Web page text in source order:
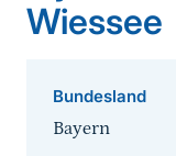
Wiessee
Bundesland
Bayern